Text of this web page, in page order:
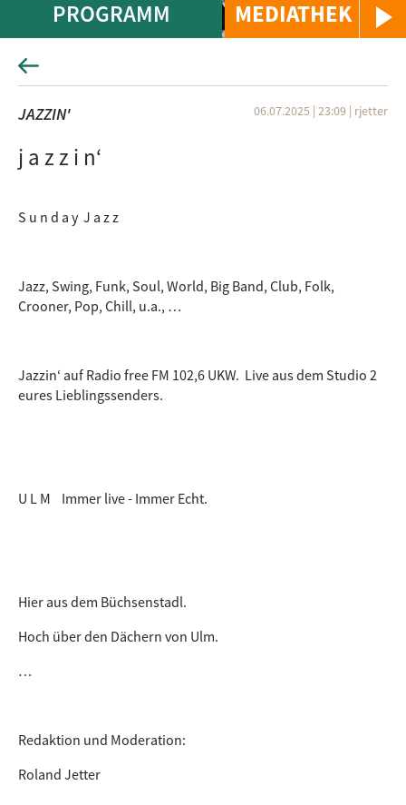
MEDIATHEK
PROGRAMM
JAZZIN' 06.07.2025 | 23:09 | rjetter
j a z z i n‘
S u n d a y J a z z
Jazz, Swing, Funk, Soul, World, Big Band, Club, Folk,
Crooner, Pop, Chill, u.a., …
Jazzin‘ auf Radio free FM 102,6 UKW. Live aus dem Studio 2
eures Lieblingssenders.
U L M Immer live - Immer Echt.
Hier aus dem Büchsenstadl.
Hoch über den Dächern von Ulm.
…
Redaktion und Moderation:
Roland Jetter